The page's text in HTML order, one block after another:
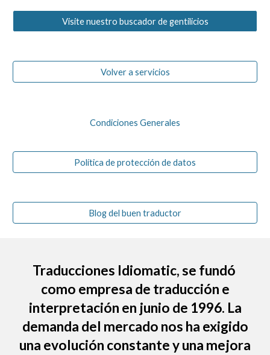
Visite nuestro buscador de gentilicios
Volver a servicios
Condiciones Generales
Política de protección de datos
Blog del buen traductor
Traducciones Idiomatic, se fundó
como empresa de traducción e
interpretación en junio de 1996. La
demanda del mercado nos ha exigido
una evolución constante y una mejora